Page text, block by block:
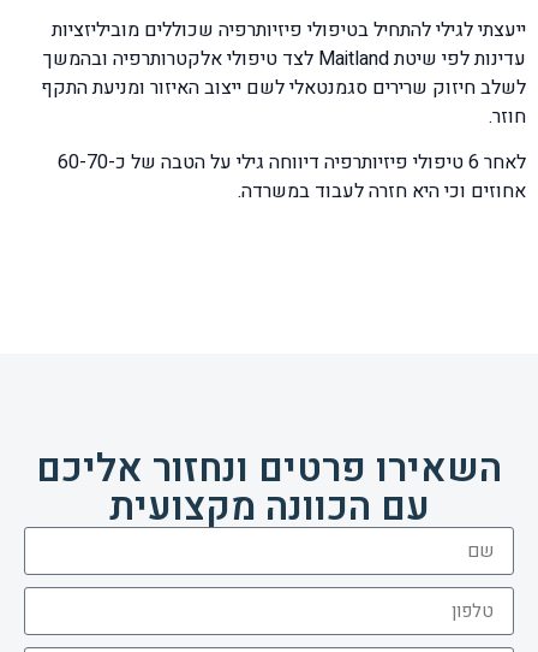
ייעצתי לגילי להתחיל בטיפולי פיזיותרפיה שכוללים מוביליזציות
עדינות לפי שיטת Maitland לצד טיפולי אלקטרותרפיה ובהמשך
לשלב חיזוק שרירים סגמנטאלי לשם ייצוב האיזור ומניעת התקף
חוזר.
לאחר 6 טיפולי פיזיותרפיה דיווחה גילי על הטבה של כ-60-70
אחוזים וכי היא חזרה לעבוד במשרדה.
השאירו פרטים ונחזור אליכם
עם הכוונה מקצועית